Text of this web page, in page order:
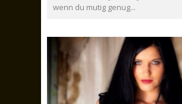
wenn du mutig genug...